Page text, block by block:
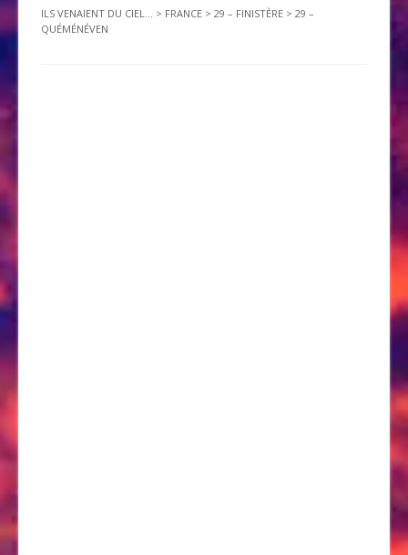
ILS VENAIENT DU CIEL... > FRANCE > 29 – FINISTÈRE > 29 –
QUÉMÉNÉVEN